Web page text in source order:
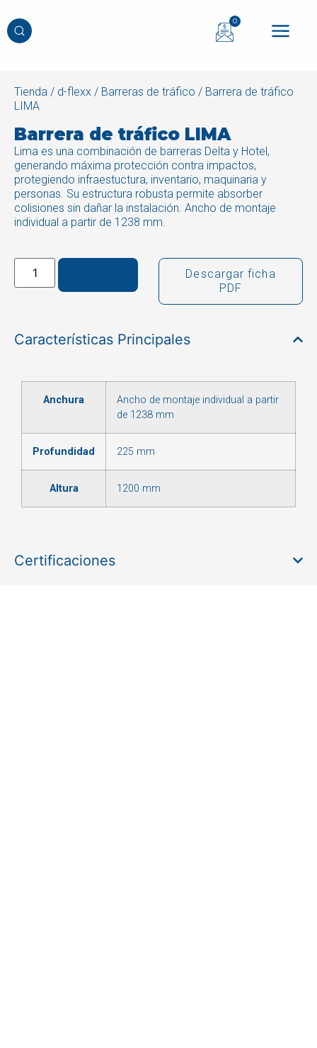
0
Tienda / d-flexx / Barreras de tráfico / Barrera de tráfico
LIMA
Barrera de tráfico LIMA
Lima es una combinación de barreras Delta y Hotel,
generando máxima protección contra impactos,
protegiendo infraestuctura, inventario, maquinaria y
personas. Su estructura robusta permite absorber
colisiones sin dañar la instalación. Ancho de montaje
individual a partir de 1238 mm.
Descargar ficha
PDF
Características Principales
Anchura
Ancho de montaje individual a partir
de 1238 mm
Profundidad 225 mm
Altura 1200 mm
Certificaciones